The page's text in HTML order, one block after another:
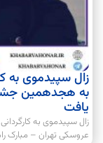
زال سپیدموی به
به هجدهمین
یافت
زال سپیدموی به
عروسکی تهران – مبارک